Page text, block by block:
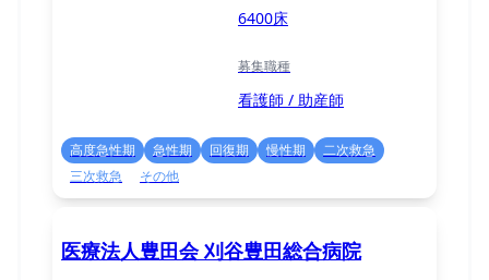
6400床
募集職種
看護師 / 助産師
高度急性期 急性期 回復期 慢性期
二次救急
三次救急
その他
医療法人豊田会 刈谷豊田総合病院